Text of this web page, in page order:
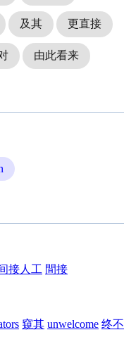
及其 更直接
由此看来
接人工 間接
窺其 unwelcome 终不